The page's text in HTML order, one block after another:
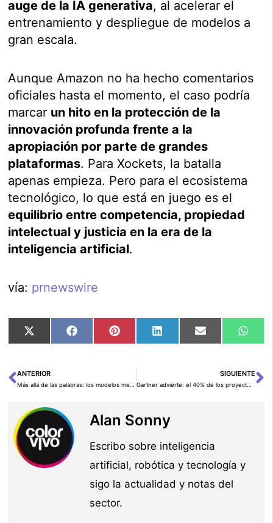
auge de la IA generativa, al acelerar el
entrenamiento y despliegue de modelos a
gran escala.
Aunque Amazon no ha hecho comentarios
oficiales hasta el momento, el caso podría
marcar un hito en la protección de la
innovación profunda frente a la
apropiación por parte de grandes
plataformas. Para Xockets, la batalla
apenas empieza. Pero para el ecosistema
tecnológico, lo que está en juego es el
equilibrio entre competencia, propiedad
intelectual y justicia en la era de la
inteligencia artificial.
vía: prnewswire
Compartir
en
X
Compartir
en
FacebookCompartir
en
PinterestCompartir
en
LinkedInCompartir
en
Email
en
Ant
ANTERIOR SIGUIENTE
Alan Sonny
Escribo sobre inteligencia
artificial, robótica y tecnología y
sigo la actualidad y notas del
sector.